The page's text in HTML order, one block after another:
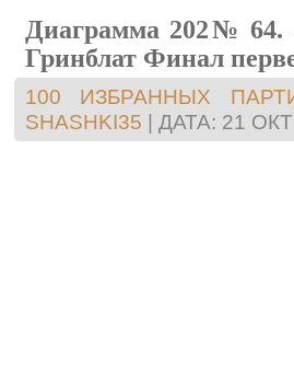
Диаграмма 202№ 64.
Гринблат Финал
100 ИЗБРАННЫХ
SHASHKI35 | ДАТА: 21